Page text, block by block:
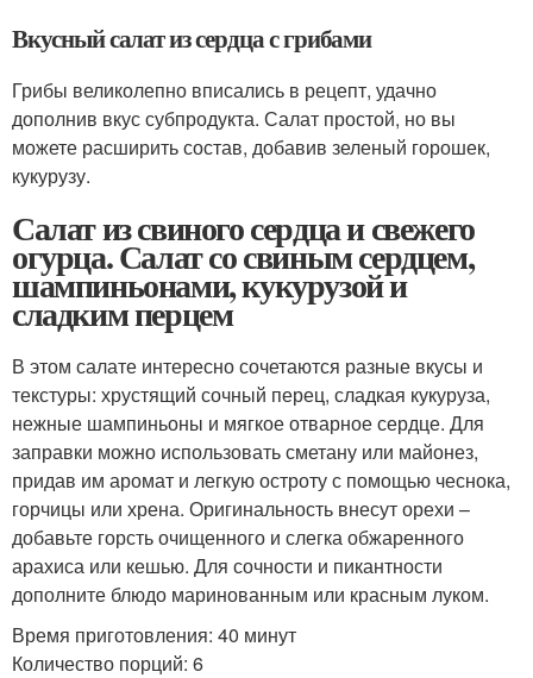
Вкусный салат из сердца с грибами
Грибы великолепно вписались в рецепт, удачно
дополнив вкус субпродукта. Салат простой, но вы
можете расширить состав, добавив зеленый горошек,
кукурузу.
Салат из свиного сердца и свежего
огурца. Салат со свиным сердцем,
шампиньонами, кукурузой и
сладким перцем
В этом салате интересно сочетаются разные вкусы и
текстуры: хрустящий сочный перец, сладкая кукуруза,
нежные шампиньоны и мягкое отварное сердце. Для
заправки можно использовать сметану или майонез,
придав им аромат и легкую остроту с помощью чеснока,
горчицы или хрена. Оригинальность внесут орехи –
добавьте горсть очищенного и слегка обжаренного
арахиса или кешью. Для сочности и пикантности
дополните блюдо маринованным или красным луком.
Время приготовления: 40 минут
Количество порций: 6